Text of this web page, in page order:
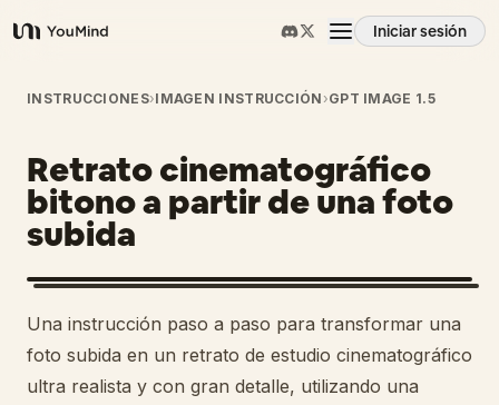
YouMind
Iniciar sesión
Resumen
Casos de uso
Habilidades
Prompts
Precios
INSTRUCCIONES›IMAGEN INSTRUCCIÓN ›GPT IMAGE 1.5
Retrato cinematográfico
bitono a partir de una foto
subida
Una instrucción paso a paso para transformar una
foto subida en un retrato de estudio cinematográfico
ultra realista y con gran detalle, utilizando una